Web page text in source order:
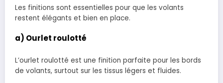
Les finitions sont essentielles pour que les volants
restent élégants et bien en place.
a) Ourlet roulotté
L’ourlet roulotté est une finition parfaite pour les bords
de volants, surtout sur les tissus légers et fluides.